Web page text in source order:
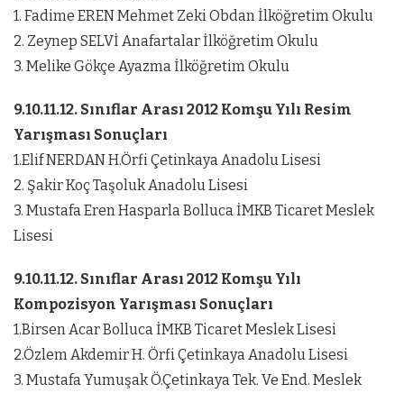
1. Fadime EREN Mehmet Zeki Obdan İlköğretim Okulu
2. Zeynep SELVİ Anafartalar İlköğretim Okulu
3. Melike Gökçe Ayazma İlköğretim Okulu
9.10.11.12. Sınıflar Arası 2012 Komşu Yılı Resim
Yarışması Sonuçları
1.Elif NERDAN H.Örfi Çetinkaya Anadolu Lisesi
2. Şakir Koç Taşoluk Anadolu Lisesi
3. Mustafa Eren Hasparla Bolluca İMKB Ticaret Meslek
Lisesi
9.10.11.12. Sınıflar Arası 2012 Komşu Yılı
Kompozisyon Yarışması Sonuçları
1.Birsen Acar Bolluca İMKB Ticaret Meslek Lisesi
2.Özlem Akdemir H. Örfi Çetinkaya Anadolu Lisesi
3. Mustafa Yumuşak Ö.Çetinkaya Tek. Ve End. Meslek